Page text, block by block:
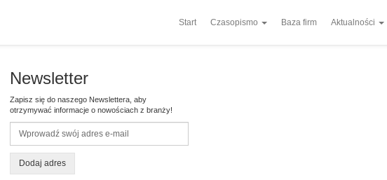
Start Czasopismo Baza firm Aktualności
Newsletter
Zapisz się do naszego Newslettera, aby
otrzymywać informacje o nowościach z branży!
Dodaj adres